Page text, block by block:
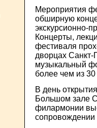
Мероприятия
обширную
экскурсионно-
Концерты,
фестиваля
дворцах Санкт-
музыкальный
более чем из
В день
Большом зале
филармонии